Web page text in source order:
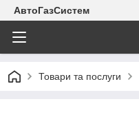
АвтоГазСистем
Товари та послуги